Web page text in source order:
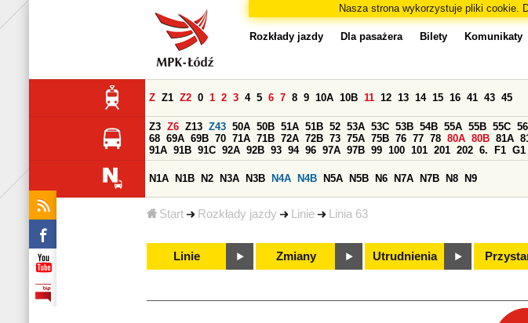
Nasza strona wykorzystuje pliki cookie.
Start Rozkłady jazdy Linie Linia 63
Rozkłady jazdy Dla pasażera Bilety Komunikaty
Z Z1 Z2 0 1 2 3 4 5 6 7 8 9 10A 10B 11 12 13 14 15 16 41 43 45
Z3 Z6 Z13 Z43 50A 50B 51A 51B 52 53A 53C 53B 54B 55A 55B 55C 56
68 69A 69B 70 71A 71B 72A 72B 73 75A 75B 76 77 78 80A 80B 81A
91A 91B 91C 92A 92B 93 94 96 97A 97B 99 100 101 201 202 6. F1 G1
N1A N1B N2 N3A N3B N4A N4B N5A N5B N6 N7A N7B N8 N9
Linie Zmiany Utrudnienia